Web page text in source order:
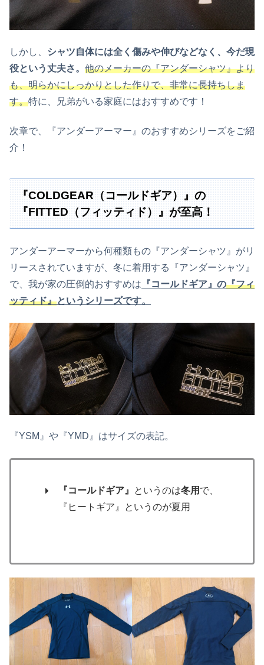
しかし、 シャツ自体には全く傷みや伸びなどなく、今だ現
役という丈夫さ。 他のメーカーの『アンダーシャツ』より
も、明らかにしっかりとした作りで、非常に長持ちしま
す。特に、兄弟がいる家庭にはおすすめです！
次章で、『アンダーアーマー』のおすすめシリーズをご紹
介！
『COLDGEAR（コールドギア）』の
『FITTED（フィッティド）』が至高！
アンダーアーマーから何種類もの『アンダーシャツ』がリ
リースされていますが、冬に着用する『アンダーシャツ』
で、我が家の圧倒的おすすめは 『コールドギア』の『フィ
ッティド』というシリーズです。
『YSM』や『YMD』はサイズの表記。
『コールドギア』 というのは冬用 で、
『ヒートギア』というのが夏用